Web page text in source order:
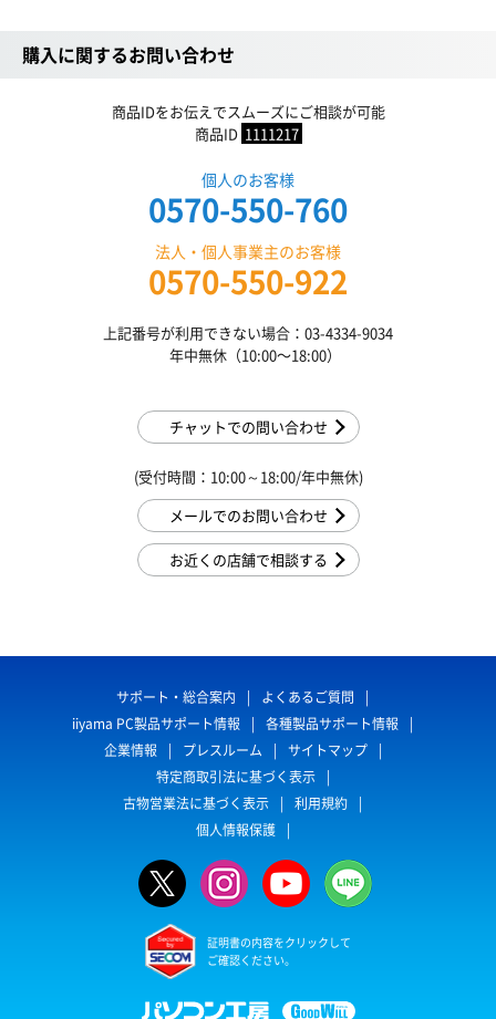
購入に関するお問い合わせ
商品IDをお伝えでスムーズにご相談が可能
商品ID 1111217
個人のお客様
0570-550-760
法人・個人事業主のお客様
0570-550-922
上記番号が利用できない場合：03-4334-9034
年中無休（10:00〜18:00）
チャットでの問い合わせ
(受付時間：10:00～18:00/年中無休)
メールでのお問い合わせ
お近くの店舗で相談する
サポート・総合案内
よくあるご質問
iiyama PC製品サポート情報
各種製品サポート情報
企業情報
プレスルーム
サイトマップ
特定商取引法に基づく表示
古物営業法に基づく表示
利用規約
個人情報保護
証明書の内容をクリックして
ご確認ください。